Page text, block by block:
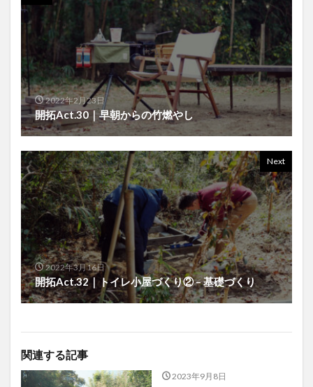
2022年2月23日
開拓Act.30｜早朝からの竹燃やし
Next
2022年3月16日
開拓Act.32｜トイレ小屋づくり② – 基礎づくり
関連する記事
2023年9月8日